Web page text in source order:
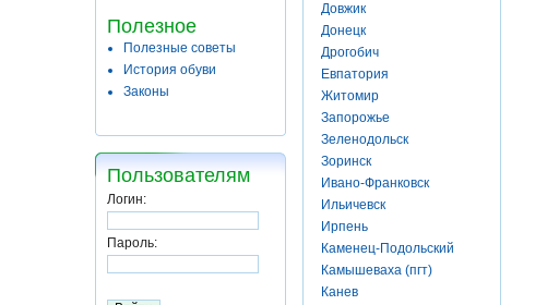
Полезное
Полезные советы
История обуви
Законы
Пользователям
Логин:
Пароль:
Довжик
Донецк
Дрогобич
Евпатория
Житомир
Запорожье
Зеленодольск
Зоринск
Ивано-Франковск
Ильичевск
Ирпень
Каменец-Подольский
Камышеваха (пгт)
Канев